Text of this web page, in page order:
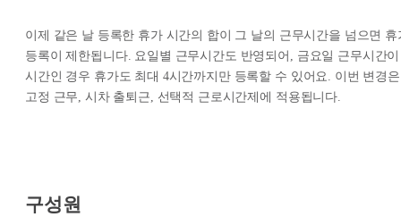
이제 같은 날 등록한 휴가 시간의 합이 그 날의 근무시간을 넘으면 휴
등록이 제한됩니다. 요일별 근무시간도 반영되어, 금요일 근무시간이
시간인 경우 휴가도 최대 4시간까지만 등록할 수 있어요. 이번 변경은
고정 근무, 시차 출퇴근, 선택적 근로시간제에 적용됩니다.
구성원